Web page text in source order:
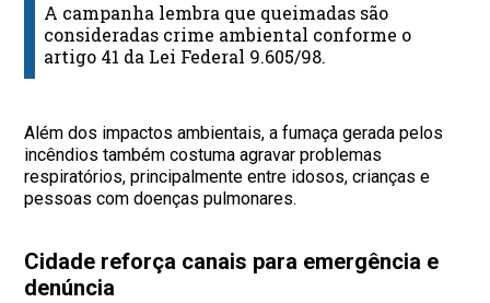
A campanha lembra que queimadas são
consideradas crime ambiental conforme o
artigo 41 da Lei Federal 9.605/98.
Além dos impactos ambientais, a fumaça gerada pelos
incêndios também costuma agravar problemas
respiratórios, principalmente entre idosos, crianças e
pessoas com doenças pulmonares.
Cidade reforça canais para emergência e
denúncia